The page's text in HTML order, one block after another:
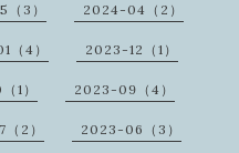
3） 2024-04（2）
（4） 2023-12（1）
1） 2023-09（4）
2） 2023-06（3）